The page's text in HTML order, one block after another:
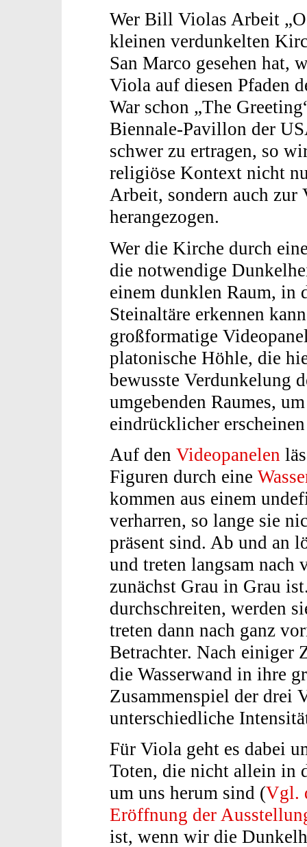
Wer Bill Violas Arbeit
kleinen verdunkelten
San Marco gesehen hat,
Viola auf diesen Pfaden
War schon „The
Biennale-Pavillon der
schwer zu ertragen, so
religiöse Kontext nicht
Arbeit, sondern auch zur
herangezogen.
Wer die Kirche durch
die notwendige
einem dunklen Raum, in
Steinaltäre erkennen
großformatige
platonische Höhle, die
bewusste Verdunkelung
umgebenden Raumes,
eindrücklicher
Auf den Videopanelen
Figuren durch eine
kommen aus einem
verharren, so lange sie
präsent sind. Ab und an
und treten langsam nach
zunächst Grau in Grau
durchschreiten, werden
treten dann nach ganz
Betrachter. Nach einiger
die Wasserwand in ihre
Zusammenspiel der drei
unterschiedliche
Für Viola geht es dabei
Toten, die nicht allein in
um uns herum sind (Vgl.
Eröffnung der
ist, wenn wir die